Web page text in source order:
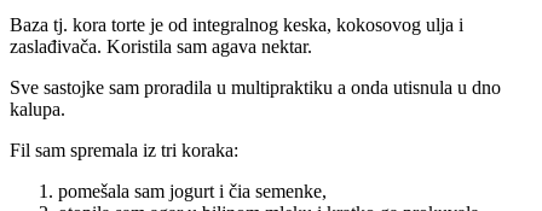
Baza tj. kora torte je od integralnog keska, kokosovog ulja i
zaslađivača. Koristila sam agava nektar.
Sve sastojke sam proradila u multipraktiku a onda utisnula u dno
kalupa.
Fil sam spremala iz tri koraka:
pomešala sam jogurt i čia semenke,